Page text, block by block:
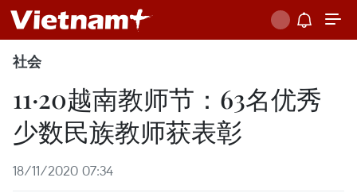
社会
11·20越南教师节：63名优秀
少数民族教师获表彰
18/11/2020 07:34